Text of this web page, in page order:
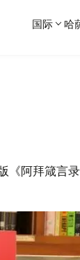
国际 哈
《阿拜箴言